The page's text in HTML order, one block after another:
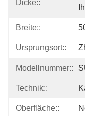
Dicke::
Breite::
Ursprungsort::
Modellnummer::
Technik::
Oberfläche::